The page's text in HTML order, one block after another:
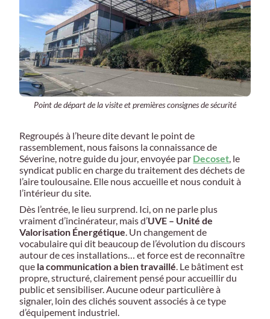
Point de départ de la visite et premières consignes de sécurité
Regroupés à l’heure dite devant le point de
rassemblement, nous faisons la connaissance de
Séverine, notre guide du jour, envoyée par Decoset, le
syndicat public en charge du traitement des déchets de
l’aire toulousaine. Elle nous accueille et nous conduit à
l’intérieur du site.
Dès l’entrée, le lieu surprend. Ici, on ne parle plus
vraiment d’incinérateur, mais d’UVE – Unité de
Valorisation Énergétique. Un changement de
vocabulaire qui dit beaucoup de l’évolution du discours
autour de ces installations… et force est de reconnaître
que la communication a bien travaillé. Le bâtiment est
propre, structuré, clairement pensé pour accueillir du
public et sensibiliser. Aucune odeur particulière à
signaler, loin des clichés souvent associés à ce type
d’équipement industriel.